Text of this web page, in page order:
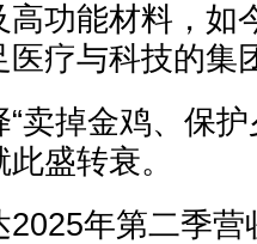
高功能材料，如
疗与科技的集
掉金鸡、保护
盛转衰。
年第二季营